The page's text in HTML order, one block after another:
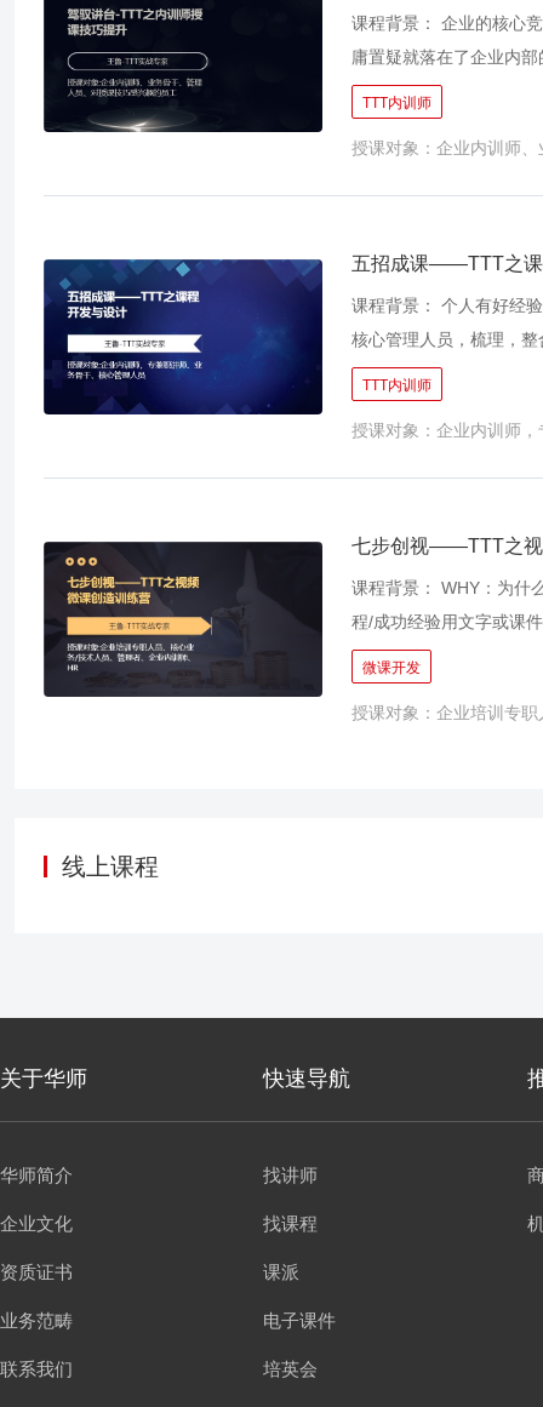
课程背景： 企业的核心
庸置疑就落在了企业内
是，往往是“茶壶里煮饺
企业内训师，怎样能够“
发出观点时能够聚焦精
够画龙点睛，让学员意
TTT内训师
授课对象：企业内训师
五招成课——TTT之课
课程背景： 个人有好经
核心管理人员，梳理，
不能为组织所用，出现
的方法论，推动企业沉
一，就是有一套自己的
骨干的实践经验沉淀下
好经验”
TTT内训师
授课对象：企业内训师
七步创视——TTT之视
课程背景： WHY：为什
程/成功经验用文字或课
多人才技能方法：通过
学员复制成功； 3）打造
文，好记易懂，省时省
微课开发
授课对象：企业培训专
线上课程
关于华师 快速导航
华师简介
企业文化
资质证书
业务范畴
联系我们
找讲师
找课程
课派
电子课件
培英会